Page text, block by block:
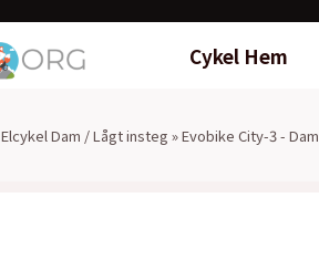
Cykel Hem
Elcykel Dam / Lågt insteg »Evobike City-3 - Dam